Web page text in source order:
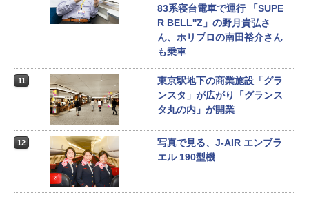
83系寝台電車で運行 「SUPE
R BELL''Z」の野月貴弘さ
ん、ホリプロの南田裕介さん
も乗車
11
東京駅地下の商業施設「グラ
ンスタ」が広がり「グランス
タ丸の内」が開業
12
写真で見る、J-AIR エンブラ
エル 190型機